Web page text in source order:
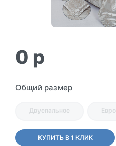
0 p
Общий размер
Двуспальное Евро
КУПИТЬ В 1 КЛИК